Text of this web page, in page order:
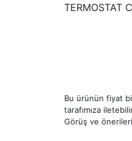
TERMOSTAT
Bu ürünün fiyat
tarafımıza
Görüş ve